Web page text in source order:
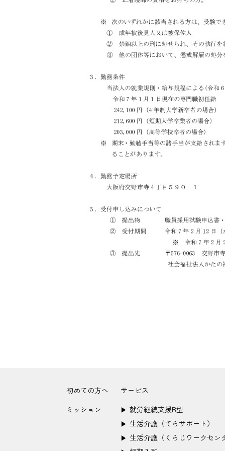
初めての方へ
ミッション
サービス
▶︎ 就労継続支援B型
▶︎ 生活介護（てらサポート）
▶︎ 生活介護（くらじワークセン